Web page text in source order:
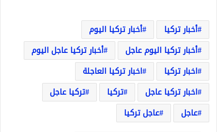
أخبار تركيا
أخبار تركيا اليوم
أخبار تركيا اليوم عاجل
أخبار تركيا عاجل اليوم
اخبار تركيا
اخبار تركيا العاجلة
اخبار تركيا عاجل
تركيا
تركيا عاجل
عاجل
عاجل تركيا